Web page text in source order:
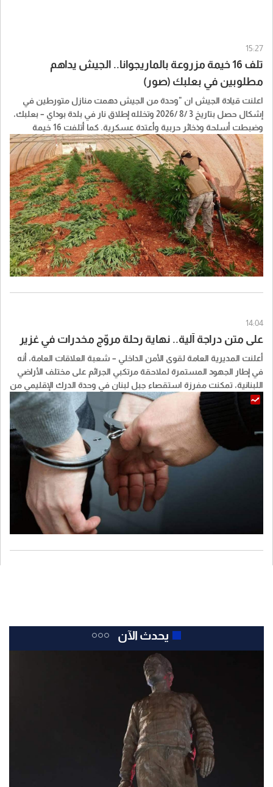
15:27
تلف 16 خيمة مزروعة بالماريجوانا.. الجيش يداهم
مطلوبين في بعلبك (صور)
اعلنت قيادة الجيش ان "وحدة من الجيش دهمت منازل متورطين في
إشكال حصل بتاريخ 3 /8 /2026 وتخلله إطلاق نار في بلدة بوداي – بعلبك،
وضبطت أسلحة وذخائر حربية وأعتدة عسكرية. كما أتلفت 16 خيمة
مزروعة بالماريجوانا".
14:04
على متن دراجة آلية.. نهاية رحلة مروّج مخدرات في غزير
أعلنت المديرية العامة لقوى الأمن الداخلي – شعبة العلاقات العامة، أنه
في إطار الجهود المستمرة لملاحقة مرتكبي الجرائم على مختلف الأراضي
اللبنانية، تمكنت مفرزة استقصاء جبل لبنان في وحدة الدرك الإقليمي من
توقيف شخص يُشتبه بقيامه بترويج المخدرات على متن دراجة آلية في
محلة أوتوستراد غزير.
يحدث الآن